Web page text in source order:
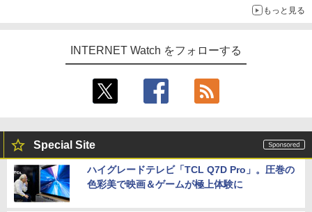
もっと見る
INTERNET Watch をフォローする
Special Site
ハイグレードテレビ「TCL Q7D Pro」。圧巻の
色彩美で映画＆ゲームが極上体験に